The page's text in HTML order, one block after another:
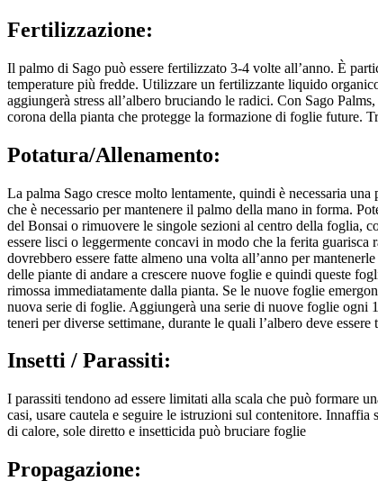
Fertilizzazione:
Il palmo di Sago può essere fertilizzato 3-4 volte all’anno. È
temperature più fredde. Utilizzare un fertilizzante liquido
aggiungerà stress all’albero bruciando le radici. Con Sago
corona della pianta che protegge la formazione di foglie future.
Potatura/Allenamento:
La palma Sago cresce molto lentamente, quindi è necessaria
che è necessario per mantenere il palmo della mano in forma.
del Bonsai o rimuovere le singole sezioni al centro della foglia,
essere lisci o leggermente concavi in modo che la ferita
dovrebbero essere fatte almeno una volta all’anno per
delle piante di andare a crescere nuove foglie e quindi queste
rimossa immediatamente dalla pianta. Se le nuove foglie
nuova serie di foglie. Aggiungerà una serie di nuove foglie
teneri per diverse settimane, durante le quali l’albero deve
Insetti / Parassiti:
I parassiti tendono ad essere limitati alla scala che può formare
casi, usare cautela e seguire le istruzioni sul contenitore.
di calore, sole diretto e insetticida può bruciare foglie
Propagazione: